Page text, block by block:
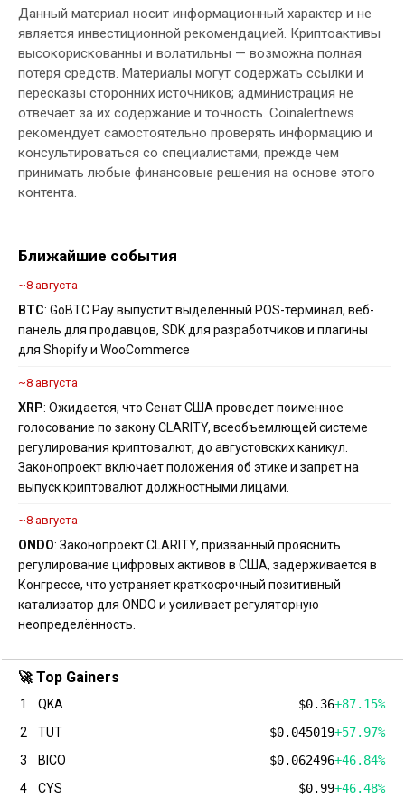
Данный материал носит информационный характер и не
является инвестиционной рекомендацией. Криптоактивы
высокорискованны и волатильны — возможна полная
потеря средств. Материалы могут содержать ссылки и
пересказы сторонних источников; администрация не
отвечает за их содержание и точность. Coinalertnews
рекомендует самостоятельно проверять информацию и
консультироваться со специалистами, прежде чем
принимать любые финансовые решения на основе этого
контента.
Ближайшие события
~8 августа
BTC: GoBTC Pay выпустит выделенный POS-терминал, веб-
панель для продавцов, SDK для разработчиков и плагины
для Shopify и WooCommerce
~8 августа
XRP: Ожидается, что Сенат США проведет поименное
голосование по закону CLARITY, всеобъемлющей системе
регулирования криптовалют, до августовских каникул.
Законопроект включает положения об этике и запрет на
выпуск криптовалют должностными лицами.
~8 августа
ONDO: Законопроект CLARITY, призванный прояснить
регулирование цифровых активов в США, задерживается в
Конгрессе, что устраняет краткосрочный позитивный
катализатор для ONDO и усиливает регуляторную
неопределённость.
🚀 Top Gainers
1 QKA $0.36+87.15%
2
TUT $0.045019+57.97%
3
BICO $0.062496+46.84%
4
CYS $0.99+46.48%